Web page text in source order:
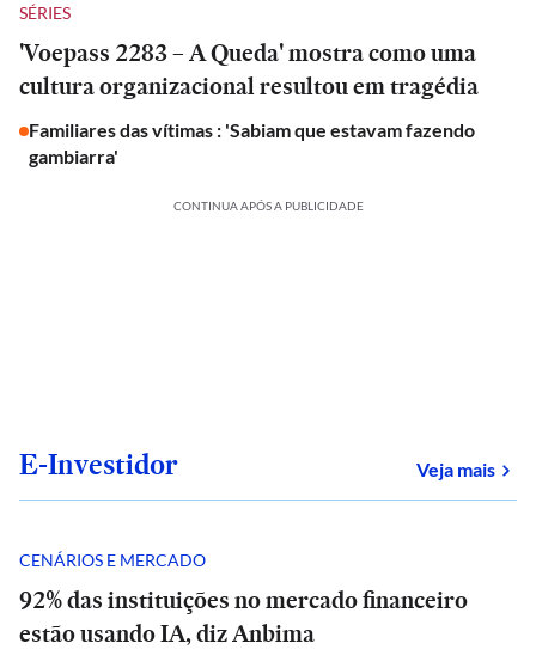
SÉRIES
'Voepass 2283 – A Queda' mostra como uma
cultura organizacional resultou em tragédia
Familiares das vítimas : 'Sabiam que estavam fazendo
gambiarra'
CONTINUA APÓS A PUBLICIDADE
E-Investidor Veja mais
CENÁRIOS E MERCADO
92% das instituições no mercado financeiro
estão usando IA, diz Anbima